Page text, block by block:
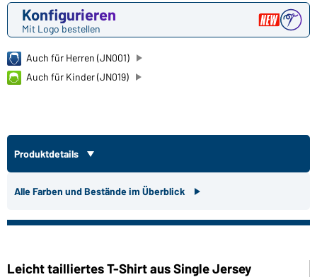
Konfigurieren
Mit Logo bestellen
Auch für Herren (JN001)
Auch für Kinder (JN019)
Produktdetails
Alle Farben und Bestände im Überblick
Leicht tailliertes T-Shirt aus Single Jersey